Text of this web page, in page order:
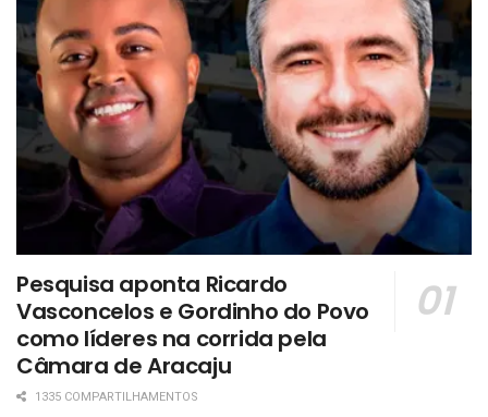
Pesquisa aponta Ricardo
Vasconcelos e Gordinho do Povo
como líderes na corrida pela
Câmara de Aracaju
1335 COMPARTILHAMENTOS